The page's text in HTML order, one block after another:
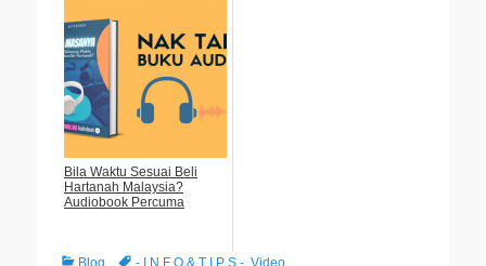
Bila Waktu Sesuai Beli
Hartanah Malaysia?
Audiobook Percuma
Categories
Blog Tags- I N F O & T I P S -, Video